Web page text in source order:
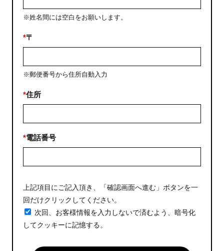
※姓名間には空白をお願いします。
*〒
※郵便番号から住所自動入力
*住所
*電話番号
上記項目にご記入頂き、「確認画面へ進む」ボタンを一
回だけクリックしてください。
次回、お客様情報を入力しないで済むよう、暗号化
してクッキーに記憶する。